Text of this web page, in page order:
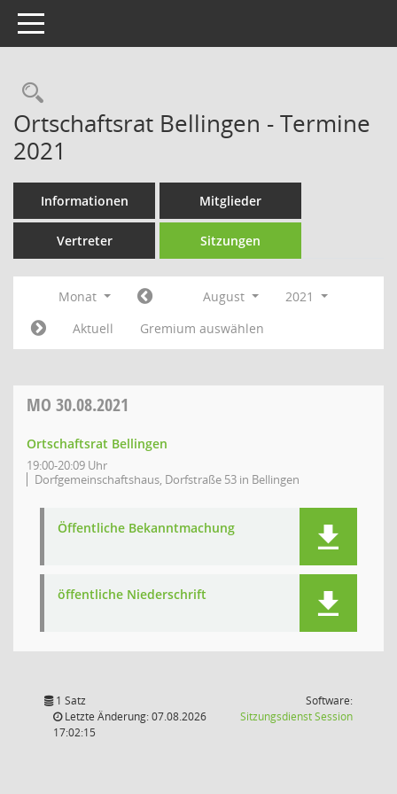
Toggle navigation
Rechercheauswahl
Ortschaftsrat Bellingen - Termine
2021
Informationen Mitglieder
Vertreter Sitzungen
Monat August
2021
Aktuell
Gremium auswählen
MO 30.08.2021
Ortschaftsrat Bellingen
19:00-20:09 Uhr
Dorfgemeinschaftshaus, Dorfstraße 53 in Bellingen
Öffentliche Bekanntmachung
öffentliche Niederschrift
1 Satz
Letzte Änderung: 07.08.2026
17:02:15
Software:
SitzungsdienstSession(Wird in